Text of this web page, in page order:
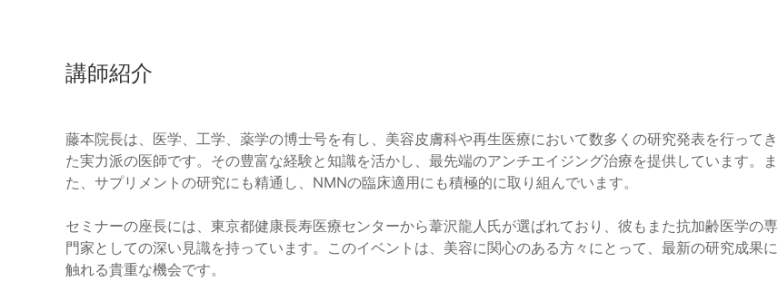
講師紹介
藤本院長は、医学、工学、薬学の博士号を有し、美容皮膚科や再生医療において数多くの研究発表を行ってき
た実力派の医師です。その豊富な経験と知識を活かし、最先端のアンチエイジング治療を提供しています。ま
た、サプリメントの研究にも精通し、NMNの臨床適用にも積極的に取り組んでいます。
セミナーの座長には、東京都健康長寿医療センターから葦沢龍人氏が選ばれており、彼もまた抗加齢医学の専
門家としての深い見識を持っています。このイベントは、美容に関心のある方々にとって、最新の研究成果に
触れる貴重な機会です。